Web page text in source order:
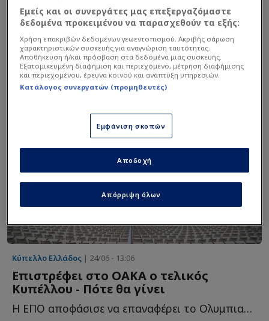
Κύπελλο Ελλάδος | 25/06 - 16:12
Στις 22 Μαΐου στο ΟΑΚΑ ο τελικός του
Κυπέλλου - Οι αλλαγές
Κύπελλο Ελλάδος | 24/06 - 13:06
Επιστρέφει στο ΟΑΚΑ ο τελικός
Κυπέλλου - Πότε θα γίνει
Η ΕΠΟ αποφάσισε να επαναφέρει το Ολυμπιακό Στάδιο σαν έ...
Εμείς και οι συνεργάτες μας επεξεργαζόμαστε
δεδομένα προκειμένου να παρασχεθούν τα εξής:
Χρήση επακριβών δεδομένων γεωεντοπισμού. Ακριβής σάρωση
χαρακτηριστικών συσκευής για αναγνώριση ταυτότητας.
Αποθήκευση ή/και πρόσβαση στα δεδομένα μιας συσκευής.
Εξατομικευμένη διαφήμιση και περιεχόμενο, μέτρηση διαφήμισης
και περιεχομένου, έρευνα κοινού και ανάπτυξη υπηρεσιών.
Κατάλογος συνεργατών (προμηθευτές)
Εμφάνιση σκοπών
Απόρριψη όλων
Αποδοχή